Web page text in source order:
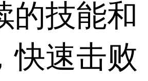
的技能和
快速击败